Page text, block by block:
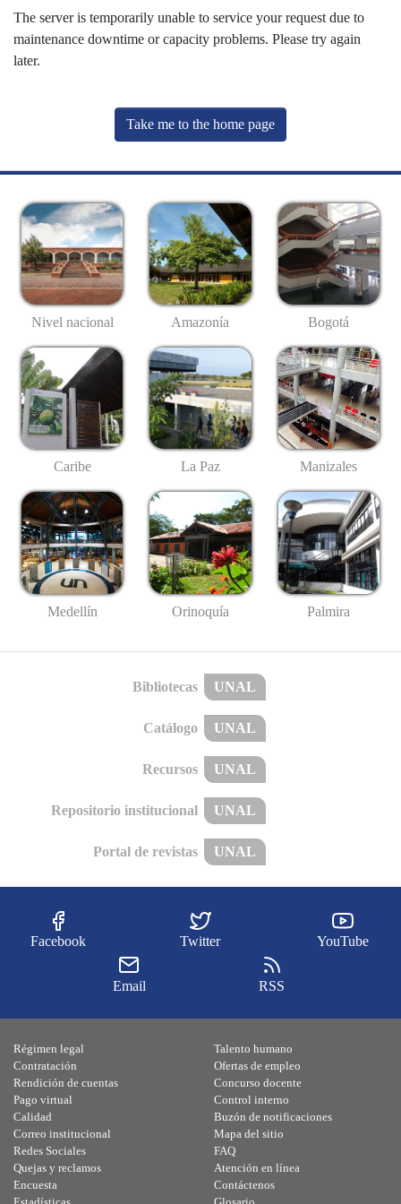
The server is temporarily unable to service your request due to
maintenance downtime or capacity problems. Please try again
later.
Take me to the home page
Nivel nacional Amazonía Bogotá
Caribe La Paz Manizales
Medellín Orinoquía Palmira
Bibliotecas UNAL
Catálogo UNAL
Recursos UNAL
Repositorio institucional UNAL
Portal de revistas UNAL
Facebook Twitter YouTube
Email RSS
Régimen legal
Contratación
Rendición de cuentas
Pago virtual
Calidad
Talento humano
Ofertas de empleo
Concurso docente
Control interno
Buzón de notificaciones
Correo institucional
Redes Sociales
Quejas y reclamos
Encuesta
Mapa del sitio
FAQ
Atención en línea
Contáctenos